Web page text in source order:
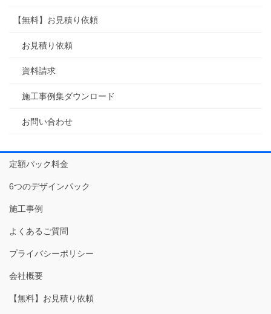
【無料】お見積り依頼
お見積り依頼
資料請求
施工事例集ダウンロード
お問い合わせ
定額パック料金
6つのデザインパック
施工事例
よくあるご質問
プライバシーポリシー
会社概要
【無料】お見積り依頼